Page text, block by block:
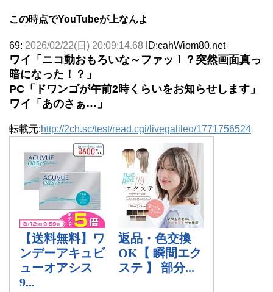
この時点でYouTubeが上なんよ
69: 2026/02/22(日) 20:09:14.68 ID:cahWiom80.net
ワイ「ニコ動おもろいな～ファッ！？突然画面真っ
暗になった！？」
PC「ドワンゴが午前2時くらいをお知らせします」
ワイ「あのさぁ…」
転載元:http://2ch.sc/test/read.cgi/livegalileo/1771756524